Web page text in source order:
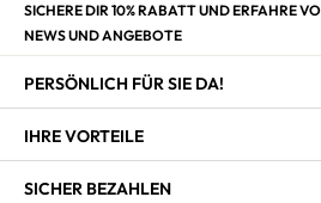
SICHERE DIR 10% RABATT UND ERFAHRE
NEWS UND ANGEBOTE
PERSÖNLICH FÜR SIE DA!
IHRE VORTEILE
SICHER BEZAHLEN